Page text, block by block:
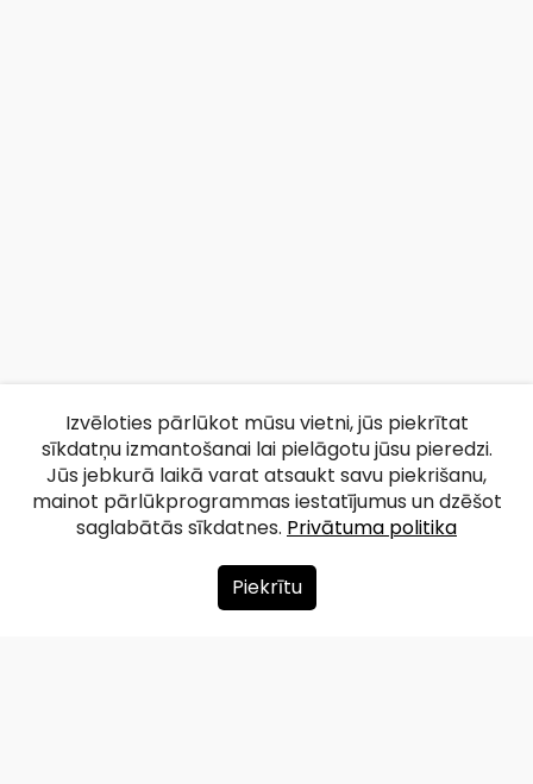
Par mums
Izvēloties pārlūkot mūsu vietni, jūs piekrītat
sīkdatņu izmantošanai lai pielāgotu jūsu pieredzi.
Jūs jebkurā laikā varat atsaukt savu piekrišanu,
mainot pārlūkprogrammas iestatījumus un dzēšot
saglabātās sīkdatnes. Privātuma politika
Piekrītu